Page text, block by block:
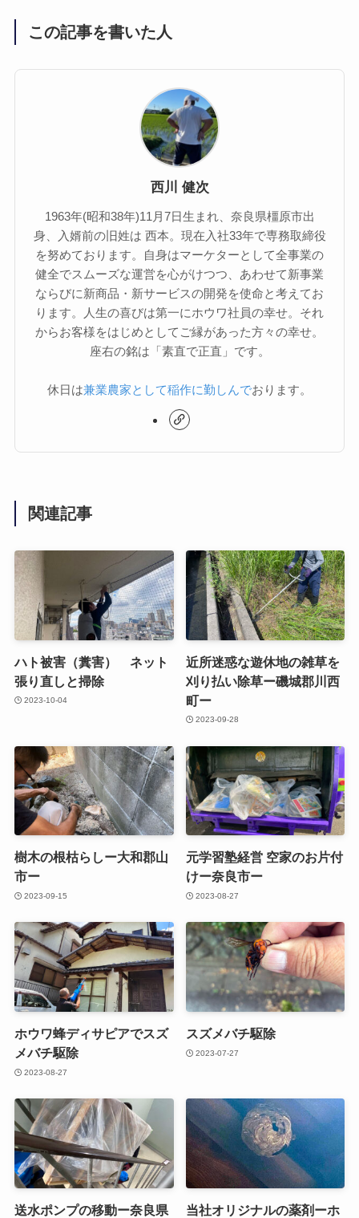
この記事を書いた人
西川 健次
1963年(昭和38年)11月7日生まれ、奈良県橿原市出
身、入婿前の旧姓は 西本。現在入社33年で専務取締役
を努めております。自身はマーケターとして全事業の
健全でスムーズな運営を心がけつつ、あわせて新事業
ならびに新商品・新サービスの開発を使命と考えてお
ります。人生の喜びは第一にホウワ社員の幸せ。それ
からお客様をはじめとしてご縁があった方々の幸せ。
座右の銘は「素直で正直」です。
休日は兼業農家として稲作に勤しんでおります。
関連記事
ハト被害（糞害） ネット
張り直しと掃除
2023-10-04
近所迷惑な遊休地の雑草を
刈り払い除草ー磯城郡川西
町ー
2023-09-28
樹木の根枯らしー大和郡山
市ー
2023-09-15
元学習塾経営 空家のお片付
けー奈良市ー
2023-08-27
ホウワ蜂ディサピアでスズ
メバチ駆除
2023-08-27
スズメバチ駆除
2023-07-27
送水ポンプの移動ー奈良県
当社オリジナルの薬剤ーホ